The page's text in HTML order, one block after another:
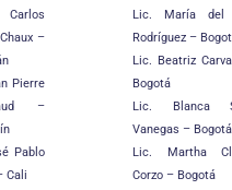
–
Pierre
–
Pablo
Cali
Lic. María del
Rodríguez –
Lic. Beatriz
Bogotá
Lic. Blanca
Vanegas – Bogotá
Lic. Martha
Corzo – Bogotá